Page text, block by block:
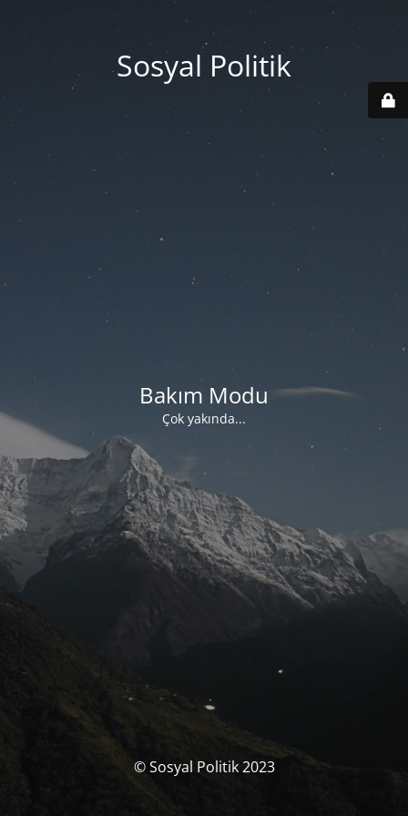
Sosyal Politik
Bakım Modu
Çok yakında...
© Sosyal Politik 2023